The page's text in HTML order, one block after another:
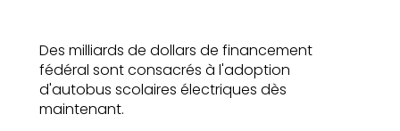
Des milliards de dollars de financement
fédéral sont consacrés à l'adoption
d'autobus scolaires électriques dès
maintenant.